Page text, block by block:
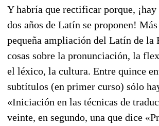
Y habría que rectificar porque, ¡hay
dos años de Latín se proponen!
pequeña ampliación del Latín de la
cosas sobre la pronunciación, la
el léxico, la cultura. Entre quince
subtítulos (en primer curso) sólo
«Iniciación en las técnicas de
veinte, en segundo, una que dice